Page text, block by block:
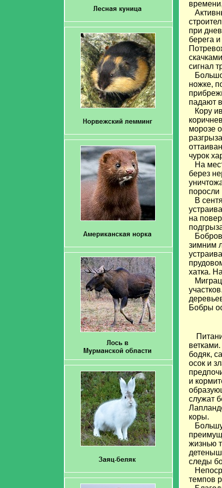
при
берега
сигнал
ножке,
падают
Кору
морозе
чурок
На
берез
поросли
В
на
зимним
хатка.
Бобры
бодяк,
осок и
и
служат
коры.
жизнью
следы
темпов